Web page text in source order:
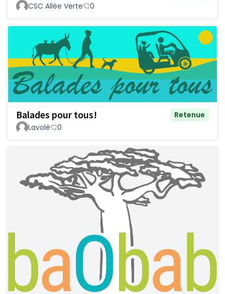
CSC Allée Verte
0
Balades pour tous!
Retenue
Lavolé
0